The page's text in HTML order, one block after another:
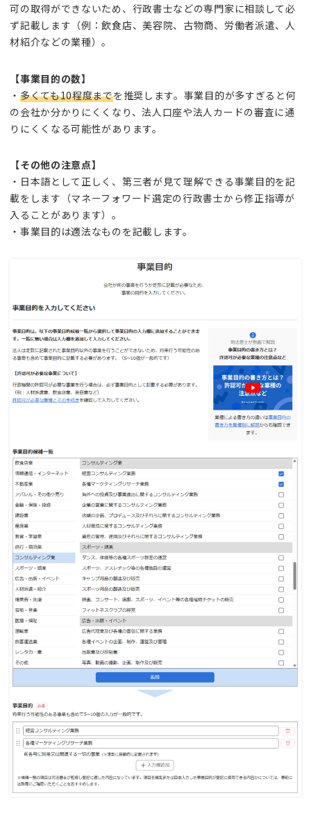
可の取得ができないため、行政書士などの専門家に相談して必
ず記載します（例：飲食店、美容院、古物商、労働者派遣、人
材紹介などの業種）。
【事業目的の数】
・ 多くても10程度までを推奨します。事業目的が多すぎると何
の会社か分かりにくくなり、法人口座や法人カードの審査に通
りにくくなる可能性があります。
【その他の注意点】
・日本語として正しく、第三者が見て理解できる事業目的を記
載をします（マネーフォワード選定の行政書士から修正指導が
入ることがあります）。
・事業目的は適法なものを記載します。